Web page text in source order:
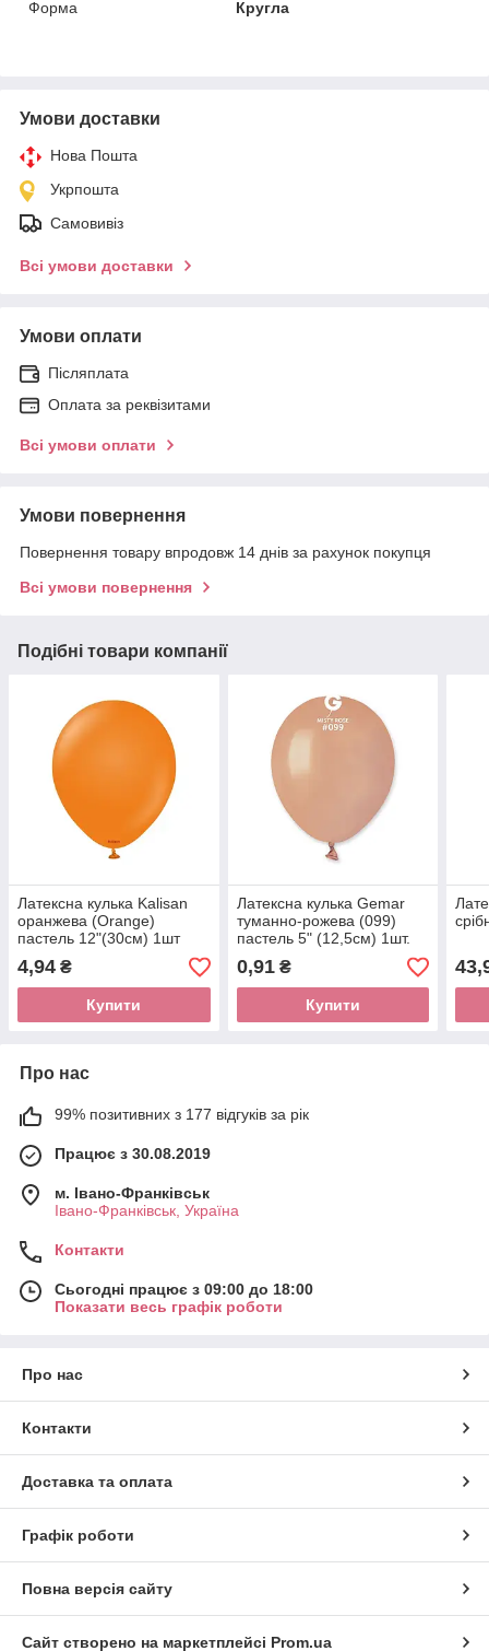
Форма
Кругла
Умови доставки
Нова Пошта
Укрпошта
Самовивіз
Всі умови доставки
Умови оплати
Післяплата
Оплата за реквізитами
Всі умови оплати
Умови повернення
Повернення товару впродовж 14 днів за рахунок покупця
Всі умови повернення
Подібні товари компанії
Латексна кулька Kalisan
оранжева (Orange)
пастель 12"(30см) 1шт
4,94 ₴
Купити
Латексна кулька Gemar
туманно-рожева (099)
пастель 5" (12,5см) 1шт.
0,91₴
Купити
Про нас
99% позитивних з 177 відгуків за рік
Працює з 30.08.2019
м. Івано-Франківськ
Івано-Франківськ, Україна
Контакти
Сьогодні працює з 09:00 до 18:00
Показати весь графік роботи
Про нас
Контакти
Доставка та оплата
Графік роботи
Повна версія сайту
Сайт створено на маркетплейсі Prom.ua